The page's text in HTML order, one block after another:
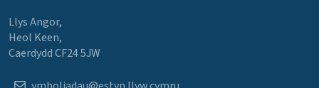
Llys Angor,
Heol Keen,
Caerdydd CF24 5JW